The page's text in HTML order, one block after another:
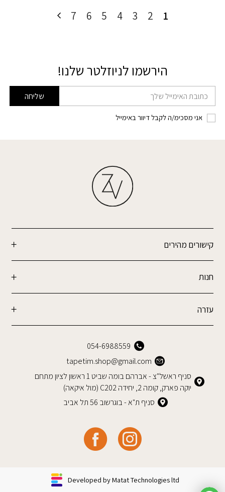
1
2
3
4
5
6
7
הירשמו לניוזלטר שלנו!
דוא׳׳ל שליחה
אני מסכימ/ה לקבל דיוור באימייל
קישורים מהירים
חנות
עזרה
054-6988559
tapetim.shop@gmail.com
סניף ראשל"צ - אברהם בומה שביט 1 ראשון לציון מתחם
יוקה פארק, קומה 2, יחידה C202 (מול איקאה)
סניף ת"א - בוגרשוב 56 תל אביב
Developed by Matat Technologies ltd